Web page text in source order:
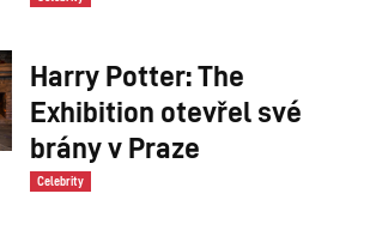
Harry Potter: The
Exhibition otevřel své
brány v Praze
Celebrity